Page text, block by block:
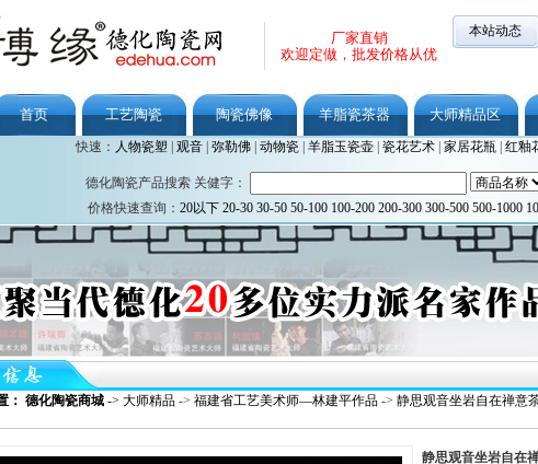
厂家直销
欢迎定做，批发价格从优
本站动态
首页 工艺陶瓷 陶瓷佛像 羊脂瓷茶器 大师精品区
快速： 人物瓷塑 观音| 弥勒佛| 动物瓷| 羊脂玉瓷壶| 瓷花艺术| 家居花瓶| 红釉
德化陶瓷产品搜索 关健字：
价格快速查询： 20以下 20-30 30-50 50-100 100-200 200-300 300-500 500-1000
： 德化陶瓷商城 -> 大师精品 -> 福建省工艺美术师—林建平作品 -> 静思观音坐岩自在禅意
静思观音坐岩自在